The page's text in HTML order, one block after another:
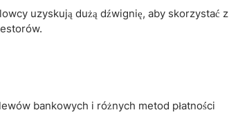
uzyskują dużą dźwignię, aby skorzystać z
bankowych i różnych metod płatności